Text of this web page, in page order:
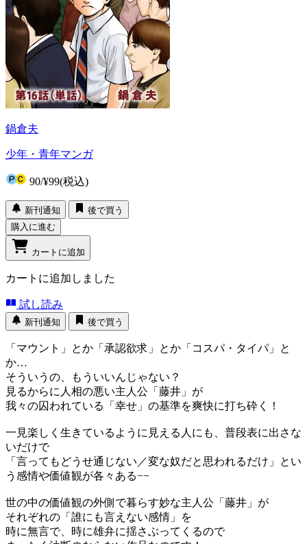
鍋倉夫
少年・青年マンガ
90/¥99(税込)
新刊通知
後で買う
購入に進む
カートに追加
カートに追加しました
試し読み
新刊通知 後で買う
「マウント」とか「承認欲求」とか「コスパ・タイパ」と
か…
そういうの、もういいんじゃない？
見るからに人相の悪い主人公「藤井」が
我々の囚われている「幸せ」の基準を爽快に打ち砕く！
一見楽しく生きているように見える人にも、普段表に出さな
いだけで
「言ってもどうせ通じない／変な奴だと思われるだけ」とい
う感情や価値観が各々ある−−
世の中の価値観の外側で暮らす妙な主人公「藤井」が
それぞれの「誰にも言えない感情」を
時に無言で、時に雄弁に揺さぶってくるので